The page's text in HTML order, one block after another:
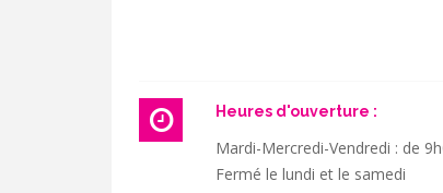
Heures d'ouverture :
Mardi-Mercredi-Vendredi : de
Fermé le lundi et le samedi